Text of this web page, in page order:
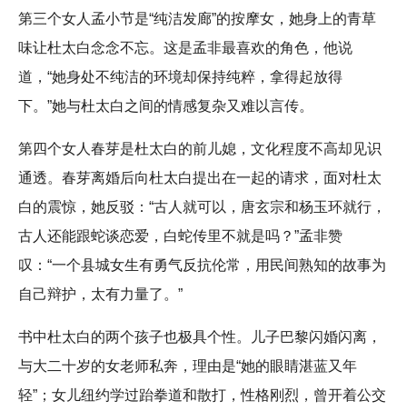
第三个女人孟小节是“纯洁发廊”的按摩女，她身上的青草
味让杜太白念念不忘。这是孟非最喜欢的角色，他说
道，“她身处不纯洁的环境却保持纯粹，拿得起放得
下。”她与杜太白之间的情感复杂又难以言传。
第四个女人春芽是杜太白的前儿媳，文化程度不高却见识
通透。春芽离婚后向杜太白提出在一起的请求，面对杜太
白的震惊，她反驳：“古人就可以，唐玄宗和杨玉环就行，
古人还能跟蛇谈恋爱，白蛇传里不就是吗？”孟非赞
叹：“一个县城女生有勇气反抗伦常，用民间熟知的故事为
自己辩护，太有力量了。”
书中杜太白的两个孩子也极具个性。儿子巴黎闪婚闪离，
与大二十岁的女老师私奔，理由是“她的眼睛湛蓝又年
轻”；女儿纽约学过跆拳道和散打，性格刚烈，曾开着公交